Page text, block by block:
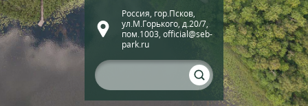
Россия, гор.Псков,
ул.М.Горького, д.20/7,
пом.1003, official@seb-
park.ru